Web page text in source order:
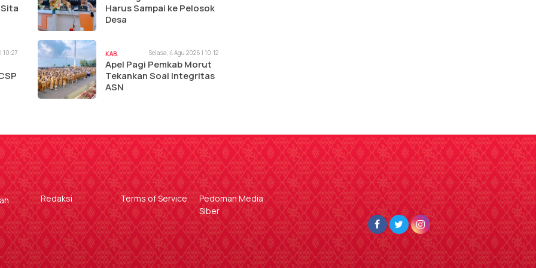
Harus Sampai ke Pelosok
Desa
10:27
KAB.
MORUT
Selasa, 4 Agu 2026 | 10:12
am
Apel Pagi Pemkab Morut
Tekankan Soal Integritas
ASN
Redaksi Terms of Service
Pedoman Media
Siber